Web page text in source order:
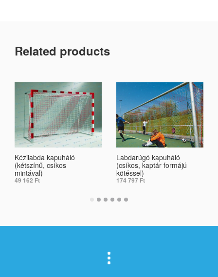
Related products
Kézilabda kapuháló
(kétszínű, csíkos
mintával)
49 162 Ft
Labdarúgó kapuháló
(csíkos, kaptár formájú
kötéssel)
174 797 Ft
SELECT OPTIONS